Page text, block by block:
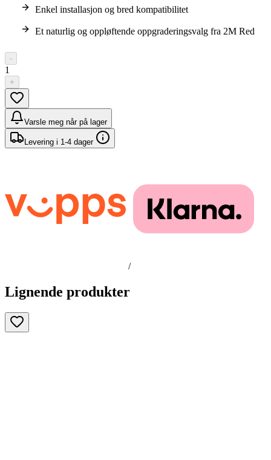
Enkel installasjon og bred kompatibilitet
Et naturlig og oppløftende oppgraderingsvalg fra 2M Red
-
1
+
Varsle meg når på lager
Levering i 1-4 dager
/
Lignende produkter